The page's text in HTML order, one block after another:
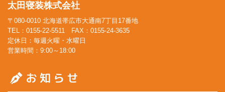
太田寝装株式会社
〒080-0010 北海道帯広市大通南7丁目17番地
TEL：0155-22-5511 FAX：0155-24-3635
定休日：毎週火曜・水曜日
営業時間：9:00～18:00